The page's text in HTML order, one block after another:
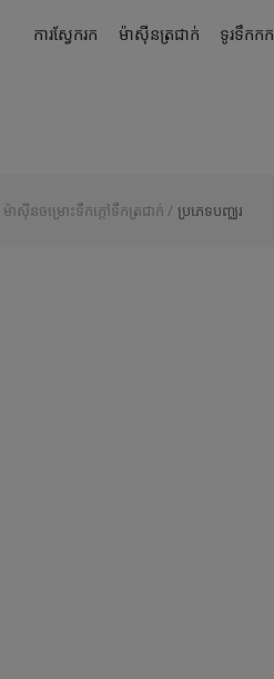
ការស្វែករក ម៉ាស៊ីនត្រជាក់ ទូរទឹកកក
ម៉ាស៊ីនចម្រោះទឹកក្តៅទឹកត្រជាក់ ប្រភេទបញ្ឈរ